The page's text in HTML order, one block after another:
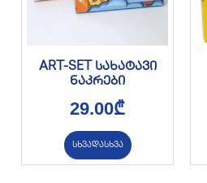
ART-SET სახატავი
ნაკრები
29.00₾
სხვადასხვა